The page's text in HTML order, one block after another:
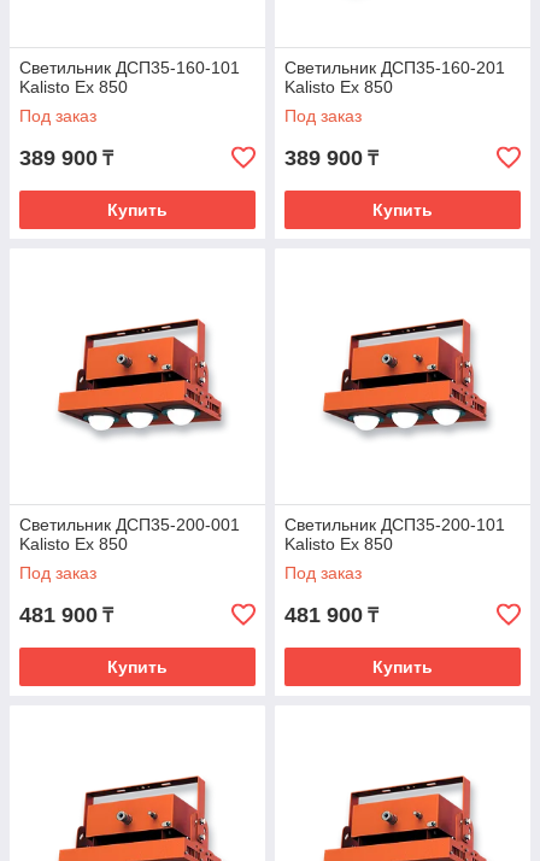
Светильник ДСП35-160-101
Kalisto Ex 850
Под заказ
389 900 ₸
Купить
Светильник ДСП35-160-201
Kalisto Ex 850
Под заказ
389 900 ₸
Купить
Светильник ДСП35-200-001
Kalisto Ex 850
Под заказ
481 900 ₸
Купить
Светильник ДСП35-200-101
Kalisto Ex 850
Под заказ
481 900 ₸
Купить